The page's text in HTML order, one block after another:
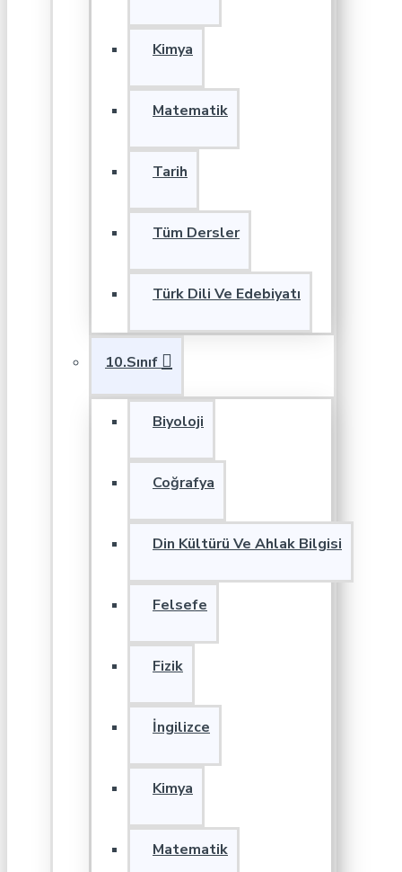
Kimya
Matematik
Tarih
Tüm Dersler
Türk Dili Ve Edebiyatı
10.Sınıf
Biyoloji
Coğrafya
Din Kültürü Ve Ahlak Bilgisi
Felsefe
Fizik
İngilizce
Kimya
Matematik